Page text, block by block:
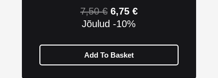
7,50€ 6,75 €
Jõulud -10%
Add To Basket